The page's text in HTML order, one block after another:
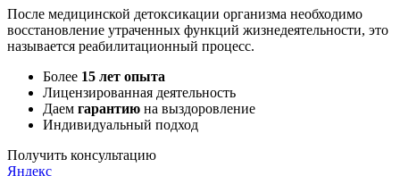
После медицинской детоксикации организма необходимо
восстановление утраченных функций жизнедеятельности, это
называется реабилитационный процесс.
Более 15 лет опыта
Лицензированная деятельность
Даем гарантию на выздоровление
Индивидуальный подход
Получить консультацию
Яндекс